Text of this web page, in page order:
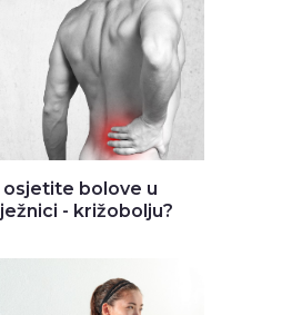
bolove u
- križobolju?